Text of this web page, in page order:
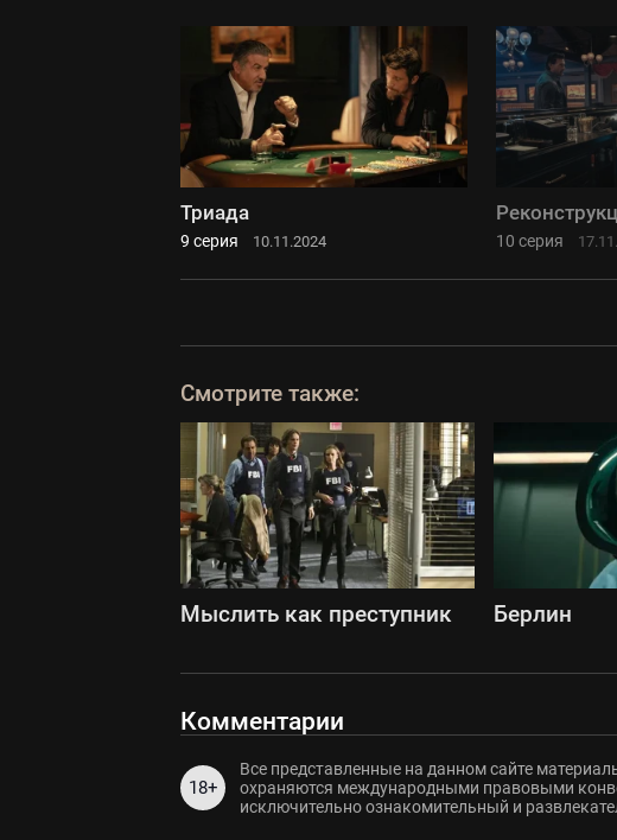
Триада
9 серия 10.11.2024 10 серия
Смотрите также:
Мыслить как преступник Берлин
Комментарии
18+
Все представленные на данном сайте
охраняются международными правовыми
исключительно ознакомительный и